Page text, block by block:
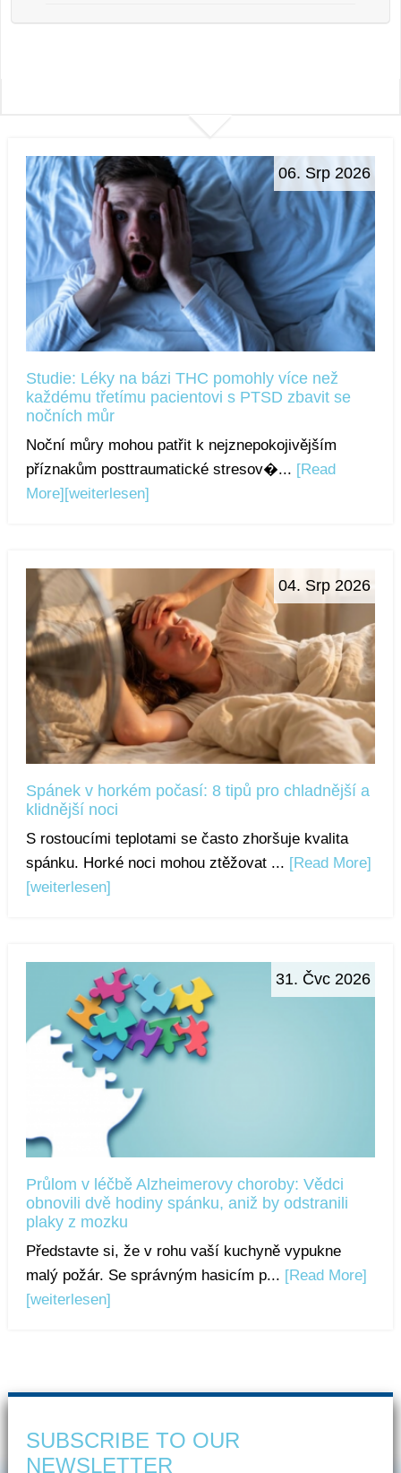
06. Srp 2026
Studie: Léky na bázi THC pomohly více než
každému třetímu pacientovi s PTSD zbavit se
nočních můr
Noční můry mohou patřit k nejznepokojivějším
příznakům posttraumatické stresov�... [Read
More][weiterlesen]
04. Srp 2026
Spánek v horkém počasí: 8 tipů pro chladnější a
klidnější noci
S rostoucími teplotami se často zhoršuje kvalita
spánku. Horké noci mohou ztěžovat ... [Read More]
[weiterlesen]
31. Čvc 2026
Průlom v léčbě Alzheimerovy choroby: Vědci
obnovili dvě hodiny spánku, aniž by odstranili
plaky z mozku
Představte si, že v rohu vaší kuchyně vypukne
malý požár. Se správným hasicím p... [Read More]
[weiterlesen]
SUBSCRIBE TO OUR
NEWSLETTER